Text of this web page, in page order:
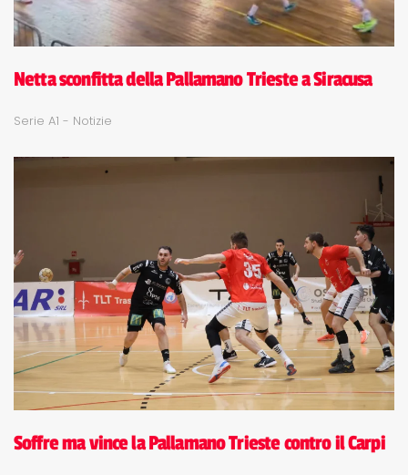
Netta sconfitta della Pallamano Trieste a Siracusa
Serie A1 - Notizie
Soffre ma vince la Pallamano Trieste contro il Carpi